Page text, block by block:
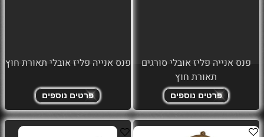
פנס אנייה פליז אובלי סורגים
תאורת חוץ
פרטים נוספים
פנס אנייה פליז אובלי תאורת חוץ
פרטים נוספים